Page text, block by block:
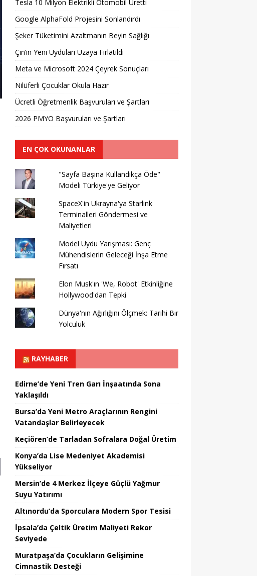
Tesla 10 Milyon Elektrikli Otomobil Üretti
Google AlphaFold Projesini Sonlandırdı
Şeker Tüketimini Azaltmanın Beyin Sağlığı
Çin’in Yeni Uyduları Uzaya Fırlatıldı
Meta ve Microsoft 2024 Çeyrek Sonuçları
Nilüferli Çocuklar Okula Hazır
Ücretli Öğretmenlik Başvuruları ve Şartları
2026 PMYO Başvuruları ve Şartları
EN ÇOK OKUNANLAR
"Sayfa Başına Kullandıkça Öde"
Modeli Türkiye'ye Geliyor
SpaceX'in Ukrayna'ya Starlink
Terminalleri Göndermesi ve
Maliyetleri
Model Uydu Yarışması: Genç
Mühendislerin Geleceği İnşa Etme
Fırsatı
Elon Musk'ın 'We, Robot' Etkinliğine
Hollywood'dan Tepki
Dünya'nın Ağırlığını Ölçmek: Tarihi Bir
Yolculuk
RAYHABER
Edirne’de Yeni Tren Garı İnşaatında Sona
Yaklaşıldı
Bursa’da Yeni Metro Araçlarının Rengini
Vatandaşlar Belirleyecek
Keçiören’de Tarladan Sofralara Doğal Üretim
Konya’da Lise Medeniyet Akademisi
Yükseliyor
Mersin’de 4 Merkez İlçeye Güçlü Yağmur
Suyu Yatırımı
Altınordu’da Sporculara Modern Spor Tesisi
İpsala’da Çeltik Üretim Maliyeti Rekor
Seviyede
Muratpaşa’da Çocukların Gelişimine
Cimnastik Desteği